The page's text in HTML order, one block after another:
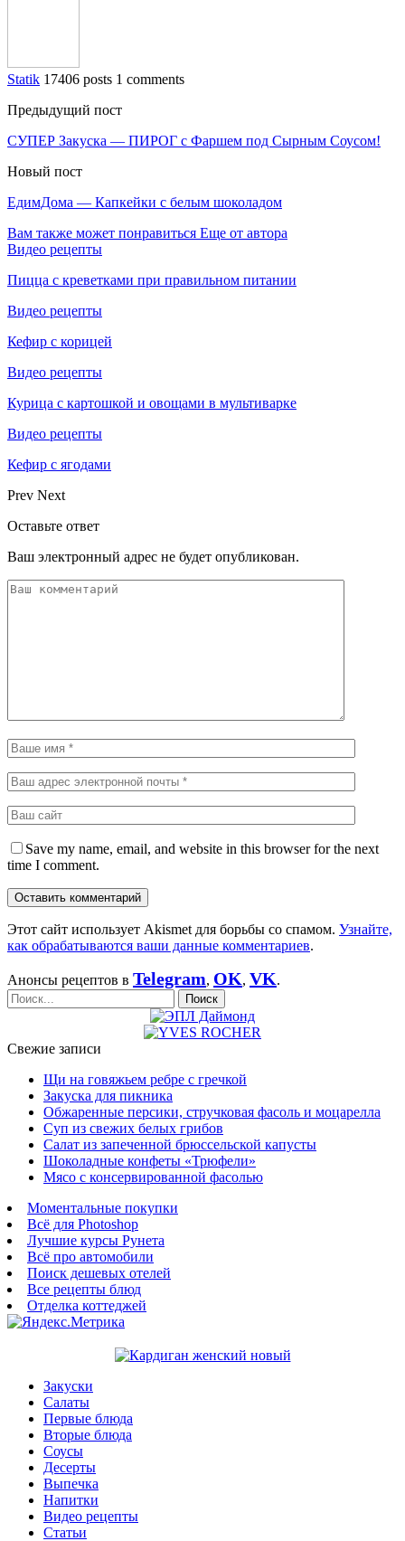
Statik 17406 posts 1 comments
Предыдущий пост
СУПЕР Закуска — ПИРОГ с Фаршем под Сырным Соусом!
Новый пост
ЕдимДома — Капкейки с белым шоколадом
Вам также может понравиться Еще от автора
Видео рецепты
Пицца с креветками при правильном питании
Видео рецепты
Кефир с корицей
Видео рецепты
Курица с картошкой и овощами в мультиварке
Видео рецепты
Кефир с ягодами
Prev Next
Оставьте ответ
Ваш электронный адрес не будет опубликован.
Save my name, email, and website in this browser for the next
time I comment.
Этот сайт использует Akismet для борьбы со спамом. Узнайте,
как обрабатываются ваши данные комментариев.
Анонсы рецептов в Telegram, OK, VK.
Свежие записи
Щи на говяжьем ребре с гречкой
Закуска для пикника
Обжаренные персики, стручковая фасоль и моцарелла
Суп из свежих белых грибов
Салат из запеченной брюссельской капусты
Шоколадные конфеты «Трюфели»
Мясо с консервированной фасолью
Моментальные покупки
Всё для Photoshop
Лучшие курсы Рунета
Всё про автомобили
Поиск дешевых отелей
Все рецепты блюд
Отделка коттеджей
Закуски
Салаты
Первые блюда
Вторые блюда
Соусы
Десерты
Выпечка
Напитки
Видео рецепты
Статьи